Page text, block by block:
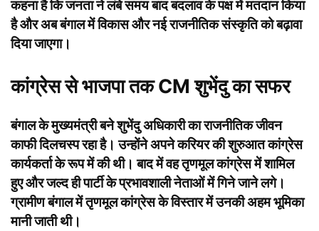
कहना है कि जनता ने लंबे समय बाद बदलाव के पक्ष में मतदान किया
है और अब बंगाल में विकास और नई राजनीतिक संस्कृति को बढ़ावा
दिया जाएगा।
कांग्रेस से भाजपा तक CM शुभेंदु का सफर
बंगाल के मुख्यमंत्री बने शुभेंदु अधिकारी का राजनीतिक जीवन
काफी दिलचस्प रहा है। उन्होंने अपने करियर की शुरुआत कांग्रेस
कार्यकर्ता के रूप में की थी। बाद में वह तृणमूल कांग्रेस में शामिल
हुए और जल्द ही पार्टी के प्रभावशाली नेताओं में गिने जाने लगे।
ग्रामीण बंगाल में तृणमूल कांग्रेस के विस्तार में उनकी अहम भूमिका
मानी जाती थी।